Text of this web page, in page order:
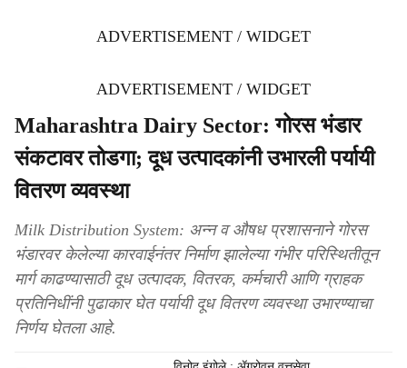
ADVERTISEMENT / WIDGET
ADVERTISEMENT / WIDGET
Maharashtra Dairy Sector: गोरस भंडार
संकटावर तोडगा; दूध उत्पादकांनी उभारली पर्यायी
वितरण व्यवस्था
Milk Distribution System: अन्न व औषध प्रशासनाने गोरस
भंडारवर केलेल्या कारवाईनंतर निर्माण झालेल्या गंभीर परिस्थितीतून
मार्ग काढण्यासाठी दूध उत्पादक, वितरक, कर्मचारी आणि ग्राहक
प्रतिनिधींनी पुढाकार घेत पर्यायी दूध वितरण व्यवस्था उभारण्याचा
निर्णय घेतला आहे.